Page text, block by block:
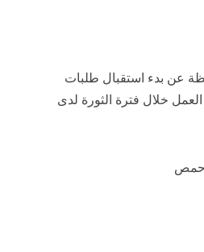
عن بدء استقبال طلبات
خلال فترة الثورة لدى
حمص